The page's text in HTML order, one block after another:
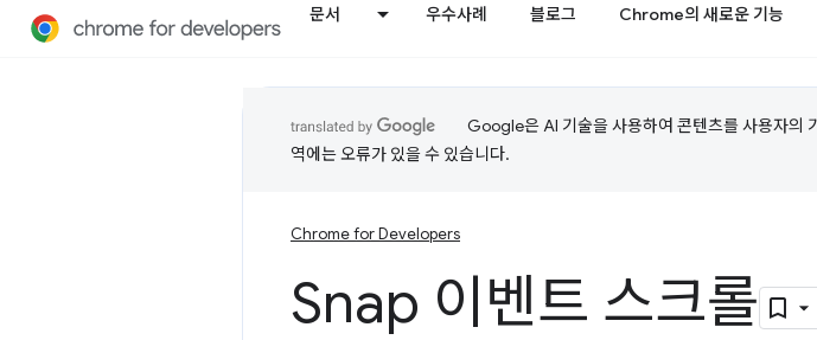
문서 우수사례 블로그 Chrome의 새로운 기능
Google은 AI 기술을 사용하여 콘텐츠를 사용자의
역에는 오류가 있을 수 있습니다.
Chrome for Developers
Snap 이벤트 스크롤